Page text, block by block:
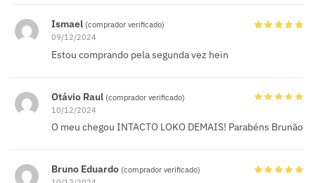
Ismael (comprador verificado)
09/12/2024
Estou comprando pela segunda vez hein
Otávio Raul (comprador verificado)
10/12/2024
O meu chegou INTACTO LOKO DEMAIS! Parabéns Brunão
Bruno Eduardo (comprador verificado)